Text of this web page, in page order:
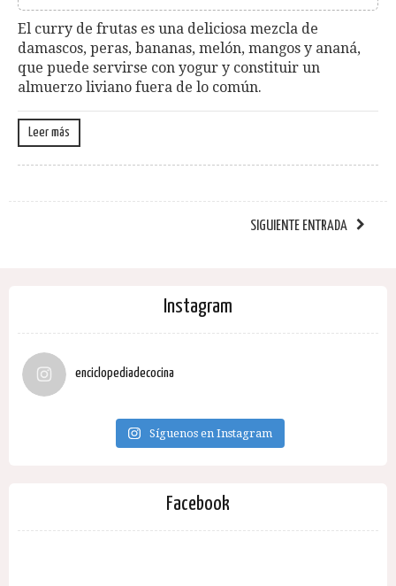
El curry de frutas es una deliciosa mezcla de
damascos, peras, bana­nas, melón, mangos y ananá,
que puede servirse con yogur y consti­tuir un
almuerzo liviano fuera de lo común.
Leer más
SIGUIENTE ENTRADA
Instagram
enciclopediadecocina
Síguenos en Instagram
Facebook